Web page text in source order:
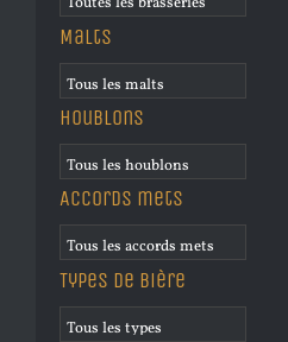
Malts
Houblons
Accords mets
Types de bière